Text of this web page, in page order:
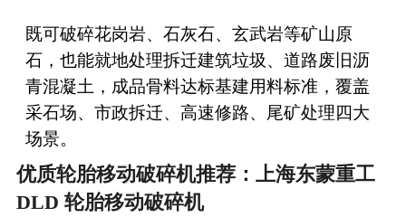
既可破碎花岗岩、石灰石、玄武岩等矿山原
石，也能就地处理拆迁建筑垃圾、道路废旧沥
青混凝土，成品骨料达标基建用料标准，覆盖
采石场、市政拆迁、高速修路、尾矿处理四大
场景。
优质轮胎移动破碎机推荐：上海东蒙重工
DLD 轮胎移动破碎机